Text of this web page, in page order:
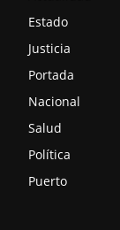
Estado
Justicia
Portada
Nacional
Salud
Política
Puerto